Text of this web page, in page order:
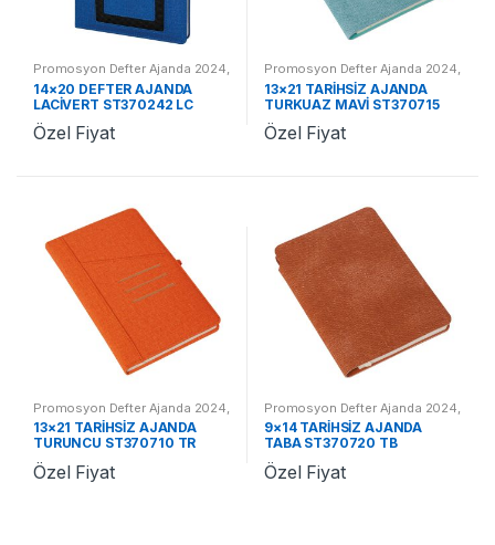
Promosyon Defter Ajanda 2024,
Promosyon 2024 Ajandalar
14×20 DEFTER AJANDA
LACİVERT ST370242 LC
Özel Fiyat
Promosyon Defter Ajanda 2024,
Promosyon 2024 Ajandalar
13×21 TARİHSİZ AJANDA
TURKUAZ MAVİ ST370715
TM
Özel Fiyat
Promosyon Defter Ajanda 2024
Promosyon 2024 Ajandalar
13×21 TARİHSİZ AJANDA
TURUNCU ST370710 TR
Özel Fiyat
Promosyon Defter Ajanda 2024
Promosyon 2024 Ajandalar
9×14 TARİHSİZ AJANDA
TABA ST370720 TB
Özel Fiyat